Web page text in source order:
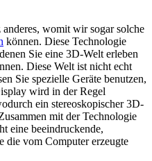
womit wir sogar solche
können. Diese Technologie
Sie eine 3D-Welt erleben
Diese Welt ist nicht echt
Sie spezielle Geräte benutzen,
wird in der Regel
ein stereoskopischer 3D-
mit der Technologie
eine beeindruckende,
die vom Computer erzeugte